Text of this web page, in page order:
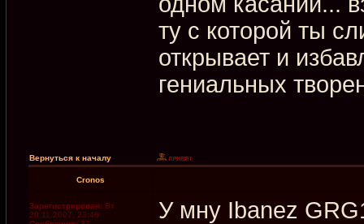
ту с которой ты
открывает и
гениальных
Вернуться к началу
Cronos
Зарегистрирован: Вт
20.11.2007, 23:46
У мну Ibanez